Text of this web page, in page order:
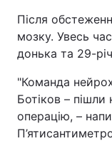
Після
мозку. Увесь
донька та 29-
"Команда
Ботіков – пішли
операцію, –